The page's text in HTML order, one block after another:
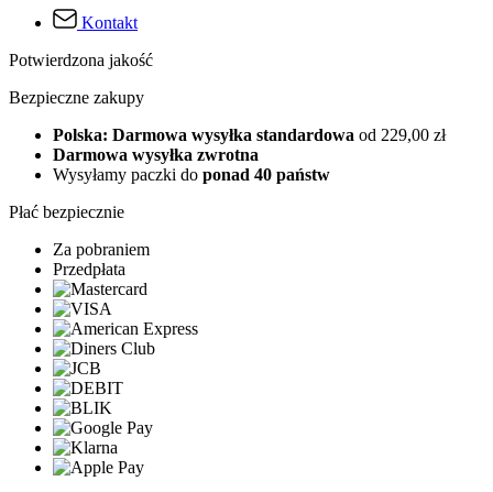
Kontakt
Potwierdzona jakość
Bezpieczne zakupy
Polska: Darmowa wysyłka standardowa od 229,00 zł
Darmowa wysyłka zwrotna
Wysyłamy paczki do ponad 40 państw
Płać bezpiecznie
Za pobraniem
Przedpłata